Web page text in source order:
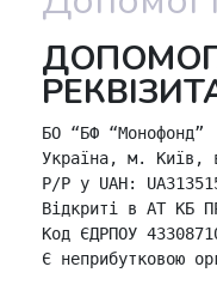
БО “БФ “Монофонд”
Україна, м. Київ,
P/P у UAH:
Відкриті в АТ КБ
Код ЄДРПОУ
Є неприбутковою